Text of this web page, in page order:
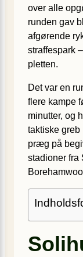
over alle
runden gav
afgørende
straffespark
pletten.
Det var en
flere kampe
minutter, og
taktiske greb
præg på
stadioner fra